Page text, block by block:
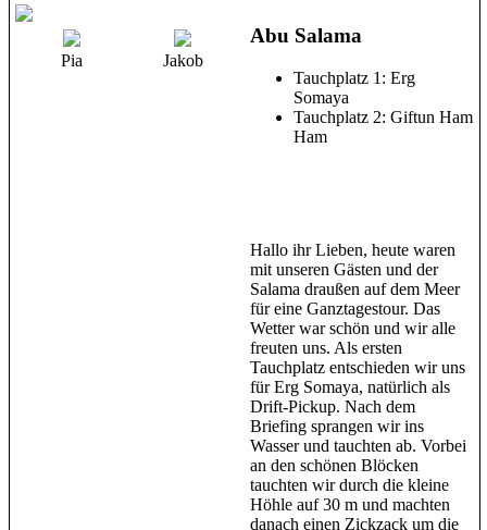
Pia Jakob
Abu Salama
Tauchplatz 1: Erg
Somaya
Tauchplatz 2: Giftun Ham
Ham
Hallo ihr Lieben, heute waren
mit unseren Gästen und der
Salama draußen auf dem Meer
für eine Ganztagestour. Das
Wetter war schön und wir alle
freuten uns. Als ersten
Tauchplatz entschieden wir uns
für Erg Somaya, natürlich als
Drift-Pickup. Nach dem
Briefing sprangen wir ins
Wasser und tauchten ab. Vorbei
an den schönen Blöcken
tauchten wir durch die kleine
Höhle auf 30 m und machten
danach einen Zickzack um die